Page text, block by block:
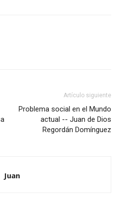
Artículo siguiente
Problema social en el Mundo
actual -- Juan de Dios
Regordán Domínguez
Juan